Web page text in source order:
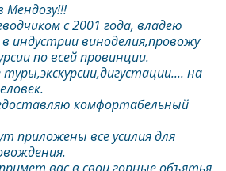
Мендозу!!!
с 2001 года, владею
индустрии виноделия,провожу
по всей провинции.
на
комфортабельный
приложены все усилия для